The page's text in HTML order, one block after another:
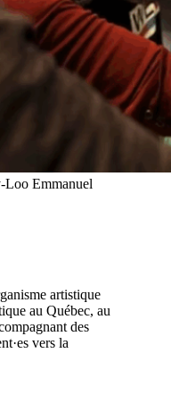
Loo Emmanuel
artistique
au Québec, au
des
vers la